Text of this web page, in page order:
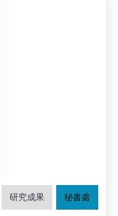
研究成果 秘書處